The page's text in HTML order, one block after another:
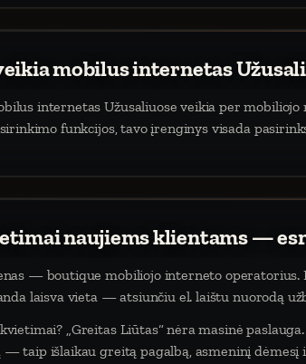
mobilus internetas
internetas Užusaliuose veikia per
funkcijos, tavo įrenginys visada
naujiems klientams —
— boutique mobiliojo interneto operatorius.
laisva vieta — atsiunčiu el. laištu nuorodą
„Greitas Liūtas“ nėra masinė
— taip išlaikau greitą pagalbą, asmeninį dėmesį